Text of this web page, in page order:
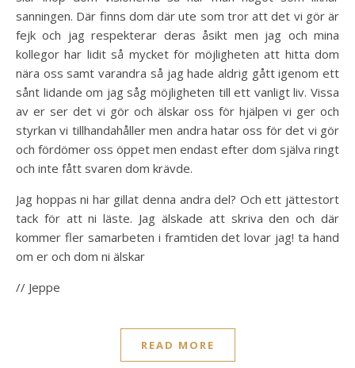
sanningen. Där finns dom där ute som tror att det vi gör är
fejk och jag respekterar deras åsikt men jag och mina
kollegor har lidit så mycket för möjligheten att hitta dom
nära oss samt varandra så jag hade aldrig gått igenom ett
sånt lidande om jag såg möjligheten till ett vanligt liv. Vissa
av er ser det vi gör och älskar oss för hjälpen vi ger och
styrkan vi tillhandahåller men andra hatar oss för det vi gör
och fördömer oss öppet men endast efter dom själva ringt
och inte fått svaren dom krävde.
Jag hoppas ni har gillat denna andra del? Och ett jättestort
tack för att ni läste. Jag älskade att skriva den och där
kommer fler samarbeten i framtiden det lovar jag! ta hand
om er och dom ni älskar
// Jeppe
READ MORE